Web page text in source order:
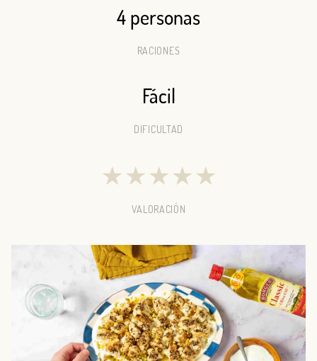
4 personas
RACIONES
Fácil
DIFICULTAD
★★★★★
VALORACIÓN